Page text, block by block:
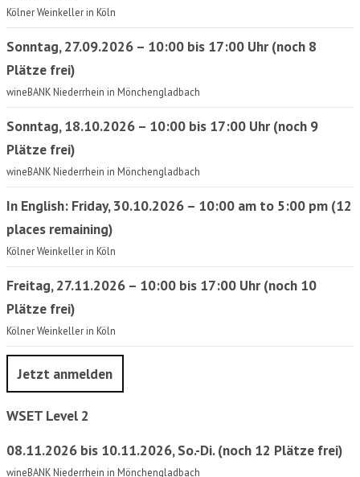
Kölner Weinkeller in Köln
Sonntag, 27.09.2026 – 10:00 bis 17:00 Uhr (noch 8
Plätze frei)
wineBANK Niederrhein in Mönchengladbach
Sonntag, 18.10.2026 – 10:00 bis 17:00 Uhr (noch 9
Plätze frei)
wineBANK Niederrhein in Mönchengladbach
In English: Friday, 30.10.2026 – 10:00 am to 5:00 pm (12
places remaining)
Kölner Weinkeller in Köln
Freitag, 27.11.2026 – 10:00 bis 17:00 Uhr (noch 10
Plätze frei)
Kölner Weinkeller in Köln
Jetzt anmelden
WSET Level 2
08.11.2026 bis 10.11.2026, So.-Di. (noch 12 Plätze frei)
wineBANK Niederrhein in Mönchengladbach